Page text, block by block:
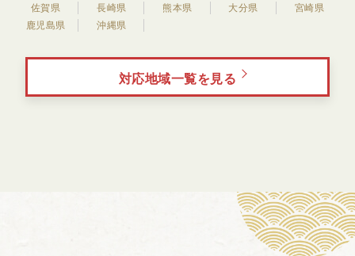
佐賀県
長崎県 熊本県 大分県
宮崎県
鹿児島県
沖縄県
対応地域一覧を見る